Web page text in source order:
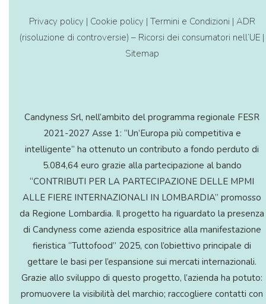
Privacy policy | Cookie policy | Termini e Condizioni | ADR
(risoluzione di controversie) – Ricorsi dei consumatori nell’UE |
Sitemap
Candyness Srl, nell’ambito del programma regionale FESR
2021-2027 Asse 1: “Un’Europa più competitiva e
intelligente” ha ottenuto un contributo a fondo perduto di
5.084,64 euro grazie alla partecipazione al bando
“CONTRIBUTI PER LA PARTECIPAZIONE DELLE MPMI
ALLE FIERE INTERNAZIONALI IN LOMBARDIA” promosso
da Regione Lombardia. Il progetto ha riguardato la presenza
di Candyness come azienda espositrice alla manifestazione
fieristica “Tuttofood” 2025, con l’obiettivo principale di
gettare le basi per l’espansione sui mercati internazionali.
Grazie allo sviluppo di questo progetto, l’azienda ha potuto:
promuovere la visibilità del marchio; raccogliere contatti con